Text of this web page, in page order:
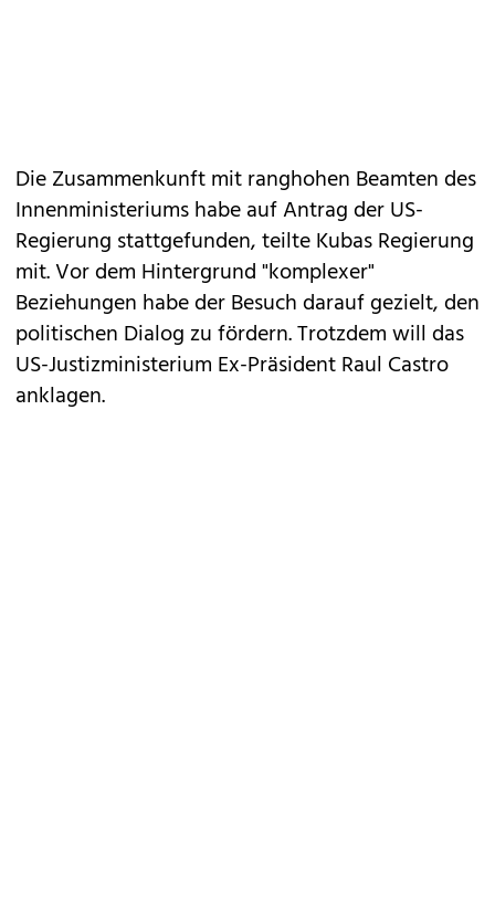
Die Zusammenkunft mit ranghohen Beamten des
Innenministeriums habe auf Antrag der US-
Regierung stattgefunden, teilte Kubas Regierung
mit. Vor dem Hintergrund "komplexer"
Beziehungen habe der Besuch darauf gezielt, den
politischen Dialog zu fördern. Trotzdem will das
US-Justizministerium Ex-Präsident Raul Castro
anklagen.